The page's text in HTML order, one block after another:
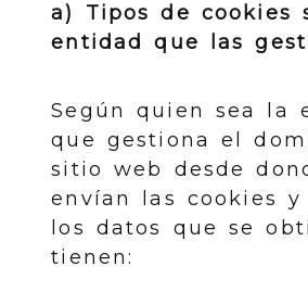
a) Tipos de cookies
entidad que las
Según quien sea la
que gestiona el
sitio web desde
envían las cookies y
los datos que se
tienen: